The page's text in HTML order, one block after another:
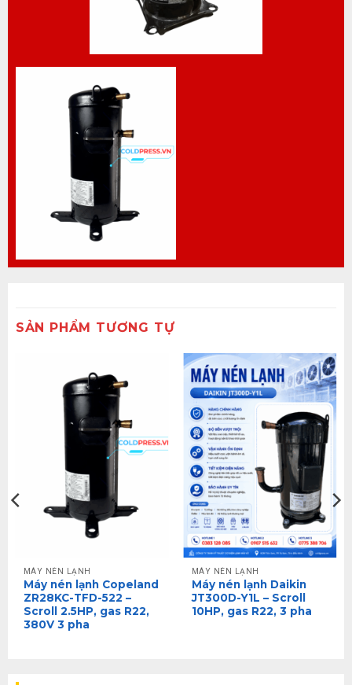
SẢN PHẨM TƯƠNG TỰ
MÁY NÉN LẠNH
Máy nén lạnh Copeland
ZR28KC-TFD-522 –
Scroll 2.5HP, gas R22,
380V 3 pha
MÁY NÉN LẠNH
Máy nén lạnh Daikin
JT300D-Y1L – Scroll
10HP, gas R22, 3 pha